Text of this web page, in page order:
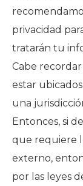
privacidad
tratarán tu
Cabe
estar
una
Entonces, si
que requiere
externo,
por las leyes